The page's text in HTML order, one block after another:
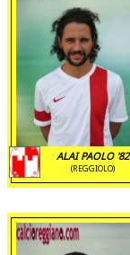
ALAI PAOLO '82
(REGGIOLO)